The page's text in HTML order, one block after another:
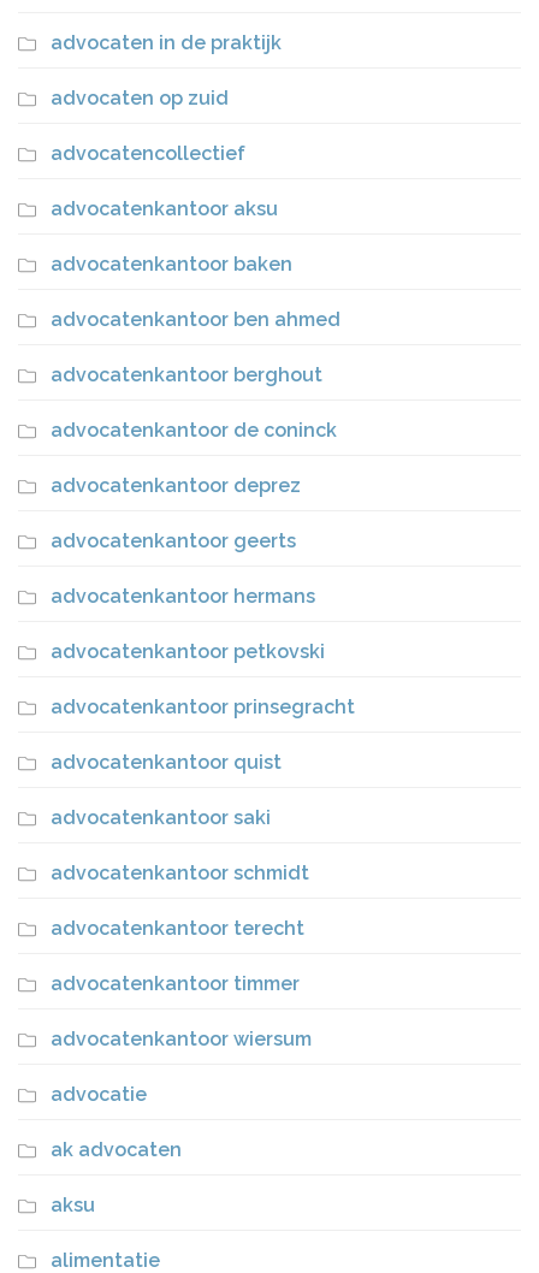
advocaten in de praktijk
advocaten op zuid
advocatencollectief
advocatenkantoor aksu
advocatenkantoor baken
advocatenkantoor ben ahmed
advocatenkantoor berghout
advocatenkantoor de coninck
advocatenkantoor deprez
advocatenkantoor geerts
advocatenkantoor hermans
advocatenkantoor petkovski
advocatenkantoor prinsegracht
advocatenkantoor quist
advocatenkantoor saki
advocatenkantoor schmidt
advocatenkantoor terecht
advocatenkantoor timmer
advocatenkantoor wiersum
advocatie
ak advocaten
aksu
alimentatie